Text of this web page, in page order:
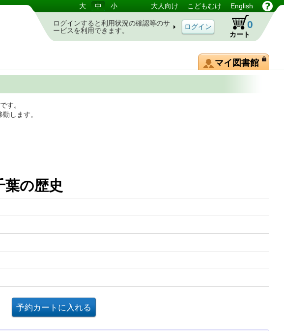
大 中 小 大人向け こどもむけ English
ログインすると利用状況の確認等のサ
ービスを利用できます。
カート
0
マイ図書館
す。
します。
葉の歴史